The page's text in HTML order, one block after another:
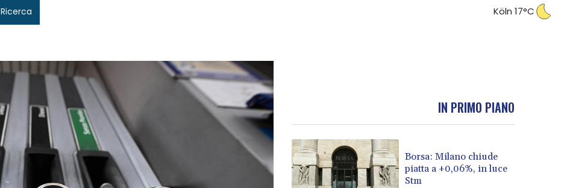
Ricerca Köln 17°C
IN PRIMO PIANO
Borsa: Milano chiude
piatta a +0,06%, in luce
Stm